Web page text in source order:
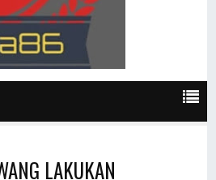
LAKUKAN